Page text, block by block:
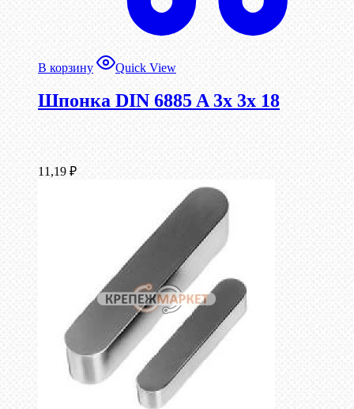
В корзину Quick View
Шпонка DIN 6885 A 3x 3x 18
11,19 ₽